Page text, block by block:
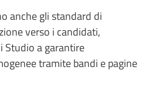
anche gli standard di
verso i candidati,
Studio a garantire
tramite bandi e pagine